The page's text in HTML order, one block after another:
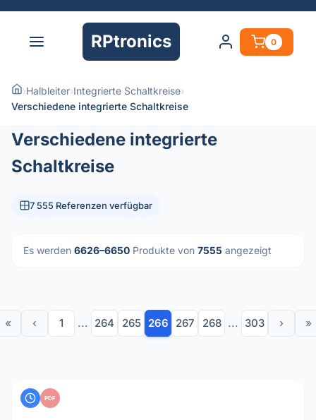
RPtronics 0
›Halbleiter›Integrierte Schaltkreise›
Verschiedene integrierte Schaltkreise
Verschiedene integrierte
Schaltkreise
7 555 Referenzen verfügbar
Es werden 6626–6650 Produkte von 7555 angezeigt
« ‹ 1 ... 264 265 266 267 268 ... 303 › »
PDF